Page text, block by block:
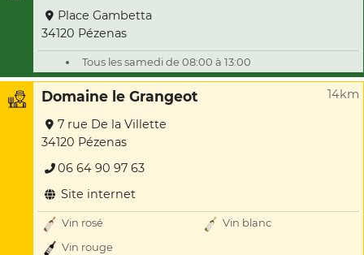
Place Gambetta
34120 Pézenas
Tous les samedi de 08:00 à 13:00
Domaine le Grangeot 14km
7 rue De la Villette
34120 Pézenas
06 64 90 97 63
Site internet
Vin rosé
Vin blanc
Vin rouge